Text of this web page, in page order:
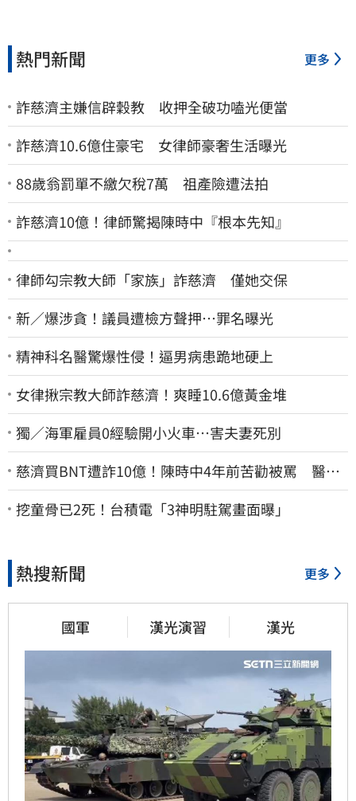
熱門新聞 更多
詐慈濟主嫌信辟穀教 收押全破功嗑光便當
詐慈濟10.6億住豪宅 女律師豪奢生活曝光
88歲翁罰單不繳欠稅7萬 祖產險遭法拍
詐慈濟10億！律師驚揭陳時中『根本先知』
律師勾宗教大師「家族」詐慈濟 僅她交保
新／爆涉貪！議員遭檢方聲押…罪名曝光
精神科名醫驚爆性侵！逼男病患跪地硬上
女律揪宗教大師詐慈濟！爽睡10.6億黃金堆
獨／海軍雇員0經驗開小火車…害夫妻死別
慈濟買BNT遭詐10億！陳時中4年前苦勸被罵 醫挖4
年前貼文：藍白全翻車
挖童骨已2死！台積電「3神明駐駕畫面曝」
熱搜新聞 更多
國軍 漢光演習 漢光